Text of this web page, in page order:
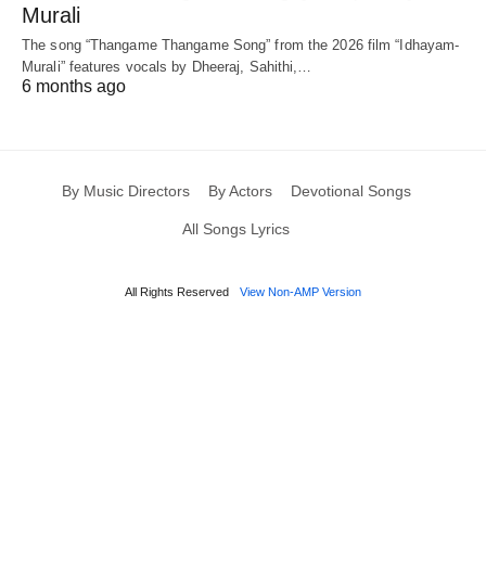
Murali
The song “Thangame Thangame Song” from the 2026 film “Idhayam-
Murali” features vocals by Dheeraj, Sahithi,…
6 months ago
By Music Directors By Actors Devotional Songs
All Songs Lyrics
All Rights Reserved View Non-AMP Version